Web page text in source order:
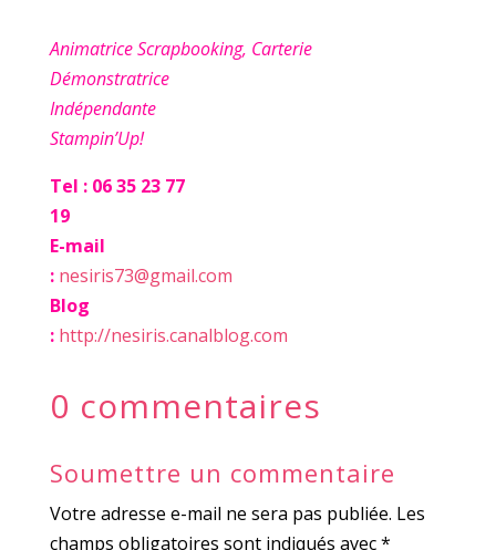
Animatrice Scrapbooking, Carterie
Démonstratrice
Indépendante
Stampin’Up!
Tel : 06 35 23 77
19
E-mail
: nesiris73@gmail.com
Blog
: http://nesiris.canalblog.com
0 commentaires
Soumettre un commentaire
Votre adresse e-mail ne sera pas publiée. Les
champs obligatoires sont indiqués avec*